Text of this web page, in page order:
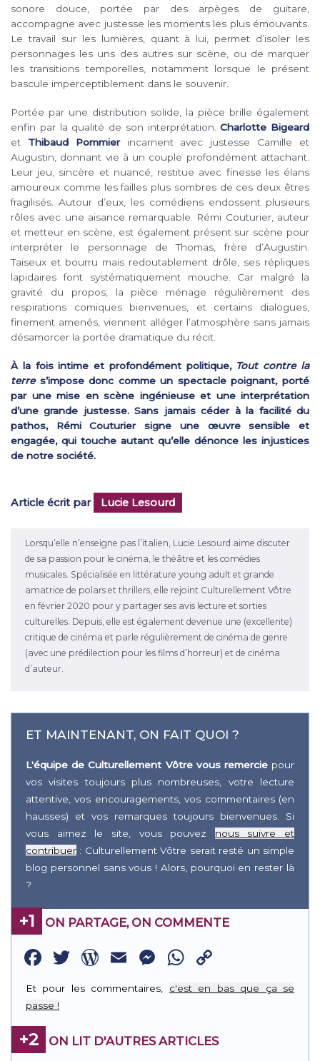
sonore douce, portée par des arpèges de guitare,
accompagne avec justesse les moments les plus émouvants.
Le travail sur les lumières, quant à lui, permet d’isoler les
personnages les uns des autres sur scène, ou de marquer
les transitions temporelles, notamment lorsque le présent
bascule imperceptiblement dans le souvenir.
Portée par une distribution solide, la pièce brille également
enfin par la qualité de son interprétation.Charlotte Bigeard
et Thibaud Pommierincarnent avec justesse Camille et
Augustin, donnant vie à un couple profondément attachant.
Leur jeu, sincère et nuancé, restitue avec finesse les élans
amoureux comme les failles plus sombres de ces deux êtres
fragilisés. Autour d’eux, les comédiens endossent plusieurs
rôles avec une aisance remarquable. Rémi Couturier, auteur
et metteur en scène, est également présent sur scène pour
interpréter le personnage de Thomas, frère d’Augustin.
Taiseux et bourru mais redoutablement drôle, ses répliques
lapidaires font systématiquement mouche. Car malgré la
gravité du propos, la pièce ménage régulièrement des
respirations comiques bienvenues, et certains dialogues,
finement amenés, viennent alléger l’atmosphère sans jamais
désamorcer la portée dramatique du récit.
À la fois intime et profondément politique, Tout contre la
terres’impose donc comme un spectacle poignant, porté
par une mise en scène ingénieuse et une interprétation
d’une grande justesse. Sans jamais céder à la facilité du
pathos, Rémi Couturier signe une œuvre sensible et
engagée, qui touche autant qu’elle dénonce les injustices
de notre société.
Article écrit par Lucie Lesourd
Lorsqu’elle n’enseigne pas l’italien, Lucie Lesourd aime discuter
de sa passion pour le cinéma, le théâtre et les comédies
musicales. Spécialisée en littérature young adult et grande
amatrice de polars et thrillers, elle rejoint Culturellement Vôtre
en février 2020 pour y partager ses avis lecture et sorties
culturelles. Depuis, elle est également devenue une (excellente)
critique de cinéma et parle régulièrement de cinéma de genre
(avec une prédilection pour les films d’horreur) et de cinéma
d’auteur.
ET MAINTENANT, ON FAIT QUOI ?
L'équipe de Culturellement Vôtre vous remerciepour
vos visites toujours plus nombreuses, votre lecture
attentive, vos encouragements, vos commentaires (en
hausses) et vos remarques toujours bienvenues. Si
vous aimez le site, vous pouvez nous suivre et
contribuer : Culturellement Vôtre serait resté un simple
blog personnel sans vous ! Alors, pourquoi en rester là
?
+1 ON PARTAGE, ON COMMENTE
Facebook
Twitter
WordPress
EmailMessenger
WhatsApp
Link
Et pour les commentaires, c'est en bas que ça se
passe !
+2 ON LIT D'AUTRES ARTICLES